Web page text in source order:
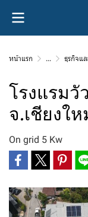
หน้าแรก ... ธุรกิจแล
โรงแรมวั
จ.เชียงให
On grid 5 Kw